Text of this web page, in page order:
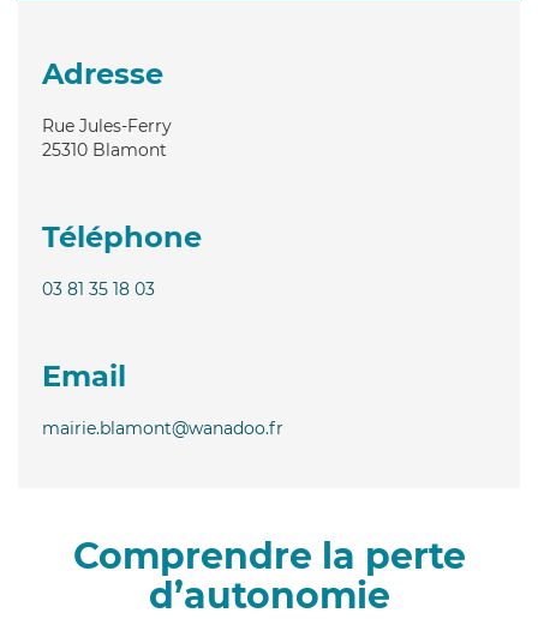
Adresse
Rue Jules-Ferry
25310 Blamont
Téléphone
03 81 35 18 03
Email
mairie.blamont@wanadoo.fr
Comprendre la perte
d’autonomie